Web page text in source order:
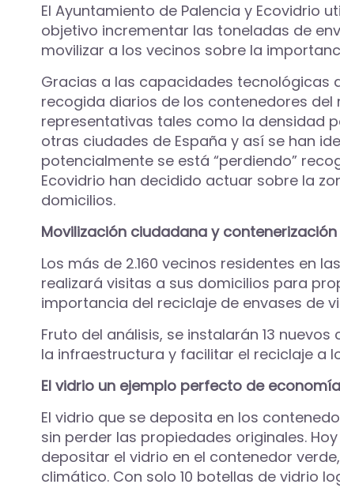
El Ayuntamiento de Palencia y Ecovidrio
objetivo incrementar las toneladas de
movilizar a los vecinos sobre la
Gracias a las capacidades tecnológicas
recogida diarios de los contenedores
representativas tales como la densidad
otras ciudades de España y así se han
potencialmente se está “perdiendo”
Ecovidrio han decidido actuar sobre la
domicilios.
Movilización ciudadana y contenerización
Los más de 2.160 vecinos residentes en
realizará visitas a sus domicilios para
importancia del reciclaje de envases de
Fruto del análisis, se instalarán 13
la infraestructura y facilitar el reciclaje a
El vidrio un ejemplo perfecto de
El vidrio que se deposita en los
sin perder las propiedades originales.
depositar el vidrio en el contenedor
climático. Con solo 10 botellas de vidrio